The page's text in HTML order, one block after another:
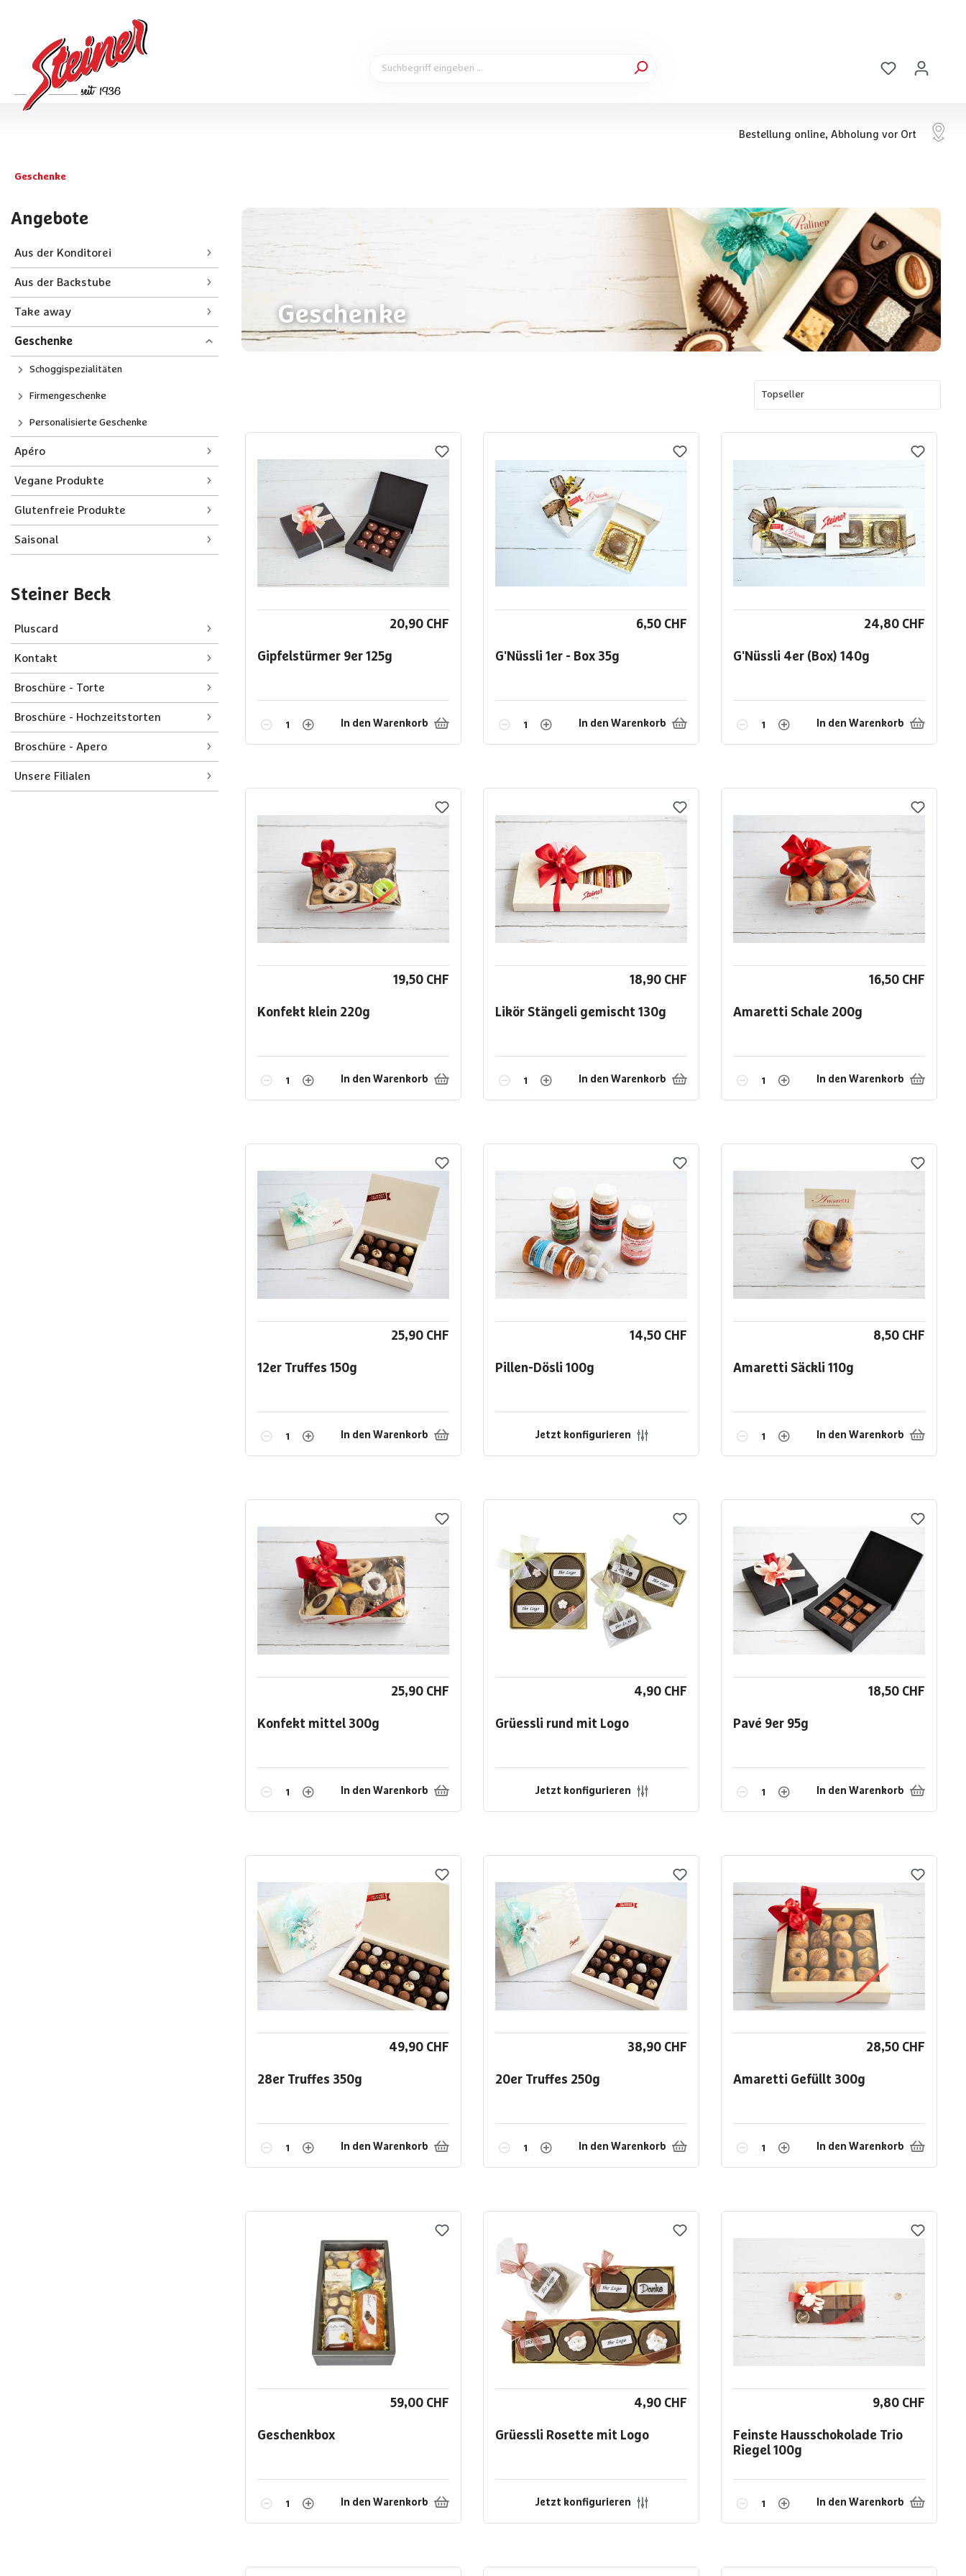
Bestellung online, Abholung vor Ort
Geschenke
Angebote
Aus der Konditorei
Aus der Backstube
Take away
Geschenke
Schoggispezialitäten
Firmengeschenke
Personalisierte Geschenke
Apéro
Vegane Produkte
Glutenfreie Produkte
Saisonal
Steiner Beck
Pluscard
Kontakt
Broschüre - Torte
Broschüre - Hochzeitstorten
Broschüre - Apero
Unsere Filialen
Geschenke
20,90 CHF
Gipfelstürmer 9er125g
In den Warenkorb
6,50 CHF
G'Nüssli 1er - Box 35g
In den Warenkorb
24,80 CHF
G'Nüssli 4er (Box) 140g
In den Warenkorb
19,50 CHF
Konfekt klein 220g
In den Warenkorb
18,90 CHF
Likör Stängeli gemischt130g
In den Warenkorb
16,50 CHF
Amaretti Schale 200g
In den Warenkorb
25,90 CHF
12er Truffes150g
In den Warenkorb
14,50 CHF
Pillen-Dösli100g
Jetzt konfigurieren
8,50 CHF
Amaretti Säckli 110g
In den Warenkorb
25,90 CHF
Konfekt mittel 300g
In den Warenkorb
4,90 CHF
Grüessli rund mit Logo
Jetzt konfigurieren
18,50 CHF
Pavé 9er 95g
In den Warenkorb
49,90 CHF
28er Truffes 350g
In den Warenkorb
38,90 CHF
20er Truffes 250g
In den Warenkorb
28,50 CHF
Amaretti Gefüllt 300g
In den Warenkorb
59,00 CHF
Geschenkbox
In den Warenkorb
4,90 CHF
Grüessli Rosette mit Logo
Jetzt konfigurieren
9,80 CHF
Feinste Hausschokolade Trio
Riegel 100g
In den Warenkorb